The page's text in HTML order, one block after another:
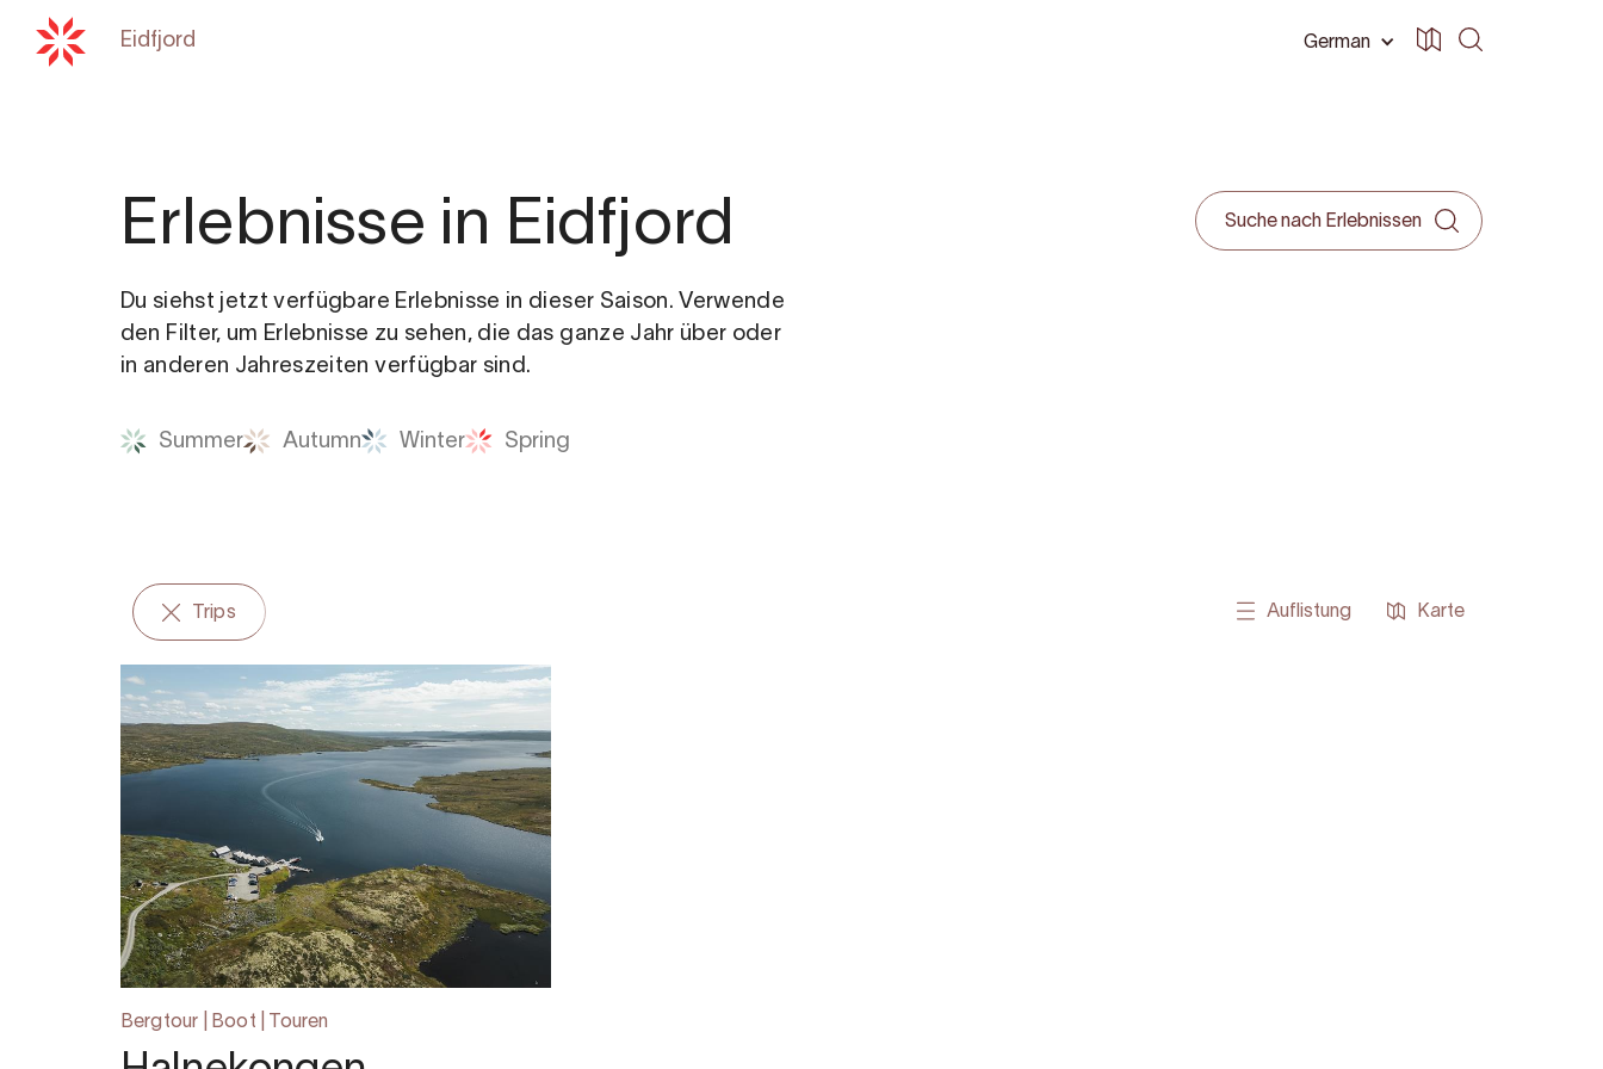
German
Eidfjord
Erlebnisse in Eidfjord
Du siehst jetzt verfügbare Erlebnisse in dieser Saison. Verwende
den Filter, um Erlebnisse zu sehen, die das ganze Jahr über oder
in anderen Jahreszeiten verfügbar sind.
Summer Autumn Winter Spring
Trips Auflistung Karte
Bergtour | Boot | Touren